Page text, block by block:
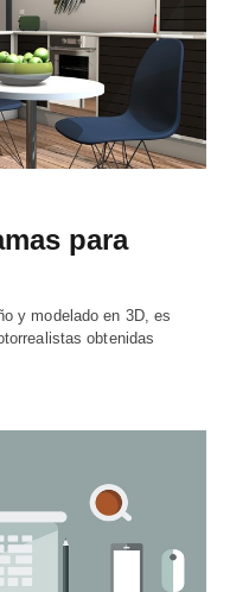
para
y modelado en 3D, es
obtenidas